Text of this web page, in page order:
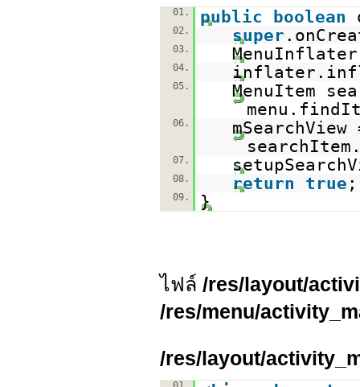
01. public boolean
02. super
03.
04.
05.
MenuItem
06.
07.
08. return true ;
09. }
ไฟล์ /res/layout/
/res/menu/
/res/layout/